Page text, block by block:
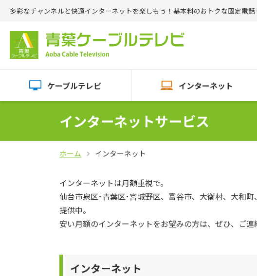
多彩なチャンネルと快適インターネットを楽しもう！基本料のおトクな固定電話
ケーブルテレビ インターネット
インターネットサービス
ホーム インターネット
インターネットは月額重視で。
仙台市泉区･青葉区･宮城野区、富谷市、大衡村、大和
提供中。
安い月額のインターネットをお望みの方は、ぜひ、ご連
インターネット